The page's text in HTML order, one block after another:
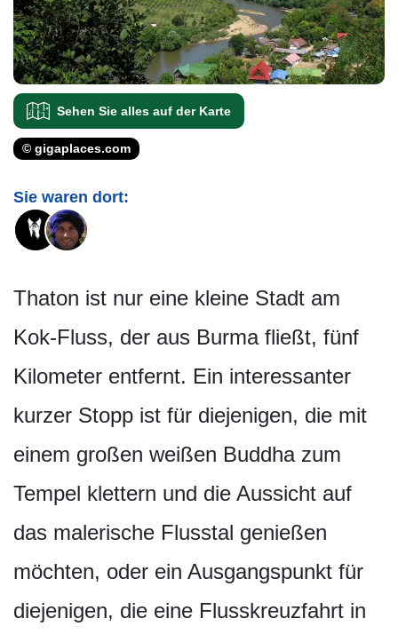
Sehen Sie alles auf der Karte
© gigaplaces.com
Sie waren dort:
Thaton ist nur eine kleine Stadt am
Kok-Fluss, der aus Burma fließt, fünf
Kilometer entfernt. Ein interessanter
kurzer Stopp ist für diejenigen, die mit
einem großen weißen Buddha zum
Tempel klettern und die Aussicht auf
das malerische Flusstal genießen
möchten, oder ein Ausgangspunkt für
diejenigen, die eine Flusskreuzfahrt in